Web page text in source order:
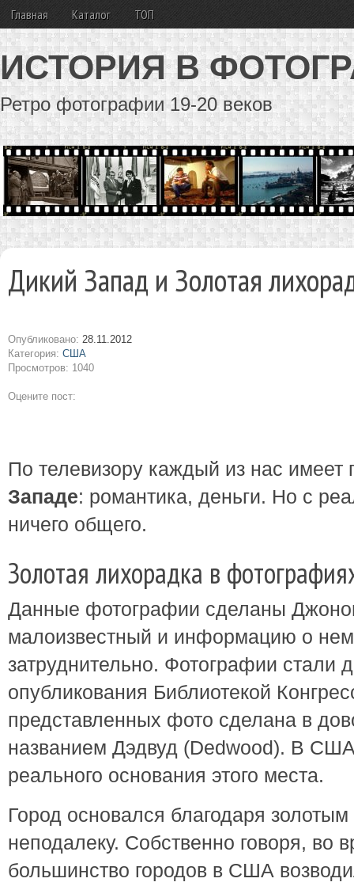
Главная Каталог ТОП
ИСТОРИЯ В
Ретро фотографии 19-20 веков
Дикий Запад и Золотая
Опубликовано: 28.11.2012
Категория: США
Просмотров: 1040
Оцените пост:
По телевизору каждый из нас имеет
Западе: романтика, деньги. Но с
ничего общего.
Золотая лихорадка в
Данные фотографии сделаны
малоизвестный и информацию о нем
затруднительно. Фотографии стали
опубликования Библиотекой
представленных фото сделана в
названием Дэдвуд (Dedwood). В
реального основания этого места.
Город основался благодаря
неподалеку. Собственно говоря, во
большинство городов в США